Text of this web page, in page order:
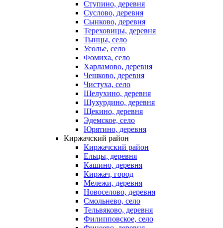
Ступино, деревня
Суслово, деревня
Сынково, деревня
Тереховицы, деревня
Тынцы, село
Усолье, село
Фомиха, село
Харламово, деревня
Чешково, деревня
Чистуха, село
Шелухино, деревня
Шухурдино, деревня
Щекино, деревня
Эдемское, село
Юрятино, деревня
Киржачский район
Киржачский район
Ельцы, деревня
Кашино, деревня
Киржач, город
Мележи, деревня
Новоселово, деревня
Смольнево, село
Тельвяково, деревня
Филипповское, село